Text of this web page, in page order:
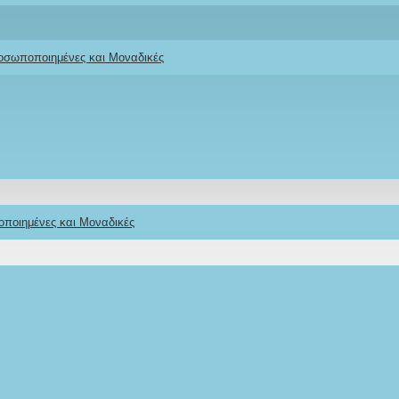
και Μοναδικές
και Μοναδικές